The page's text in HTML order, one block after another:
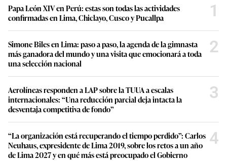
Papa León XIV en Perú: estas son todas las actividades
confirmadas en Lima, Chiclayo, Cusco y Pucallpa
1
Simone Biles en Lima: paso a paso, la agenda de la gimnasta
más ganadora del mundo y una visita que emocionará a toda
una selección nacional
2
Aerolíneas responden a LAP sobre la TUUA a escalas
internacionales: “Una reducción parcial deja intacta la
desventaja competitiva de fondo”
3
“La organización está recuperando el tiempo perdido”: Carlos
Neuhaus, expresidente de Lima 2019, sobre los retos a un año
de Lima 2027 y en qué más está preocupado el Gobierno
4